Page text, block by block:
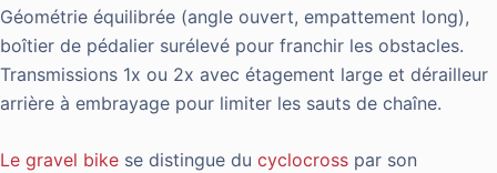
Géométrie équilibrée (angle ouvert, empattement long),
boîtier de pédalier surélevé pour franchir les obstacles.
Transmissions 1x ou 2x avec étagement large et dérailleur
arrière à embrayage pour limiter les sauts de chaîne.
Le gravel bike se distingue du cyclocross par son